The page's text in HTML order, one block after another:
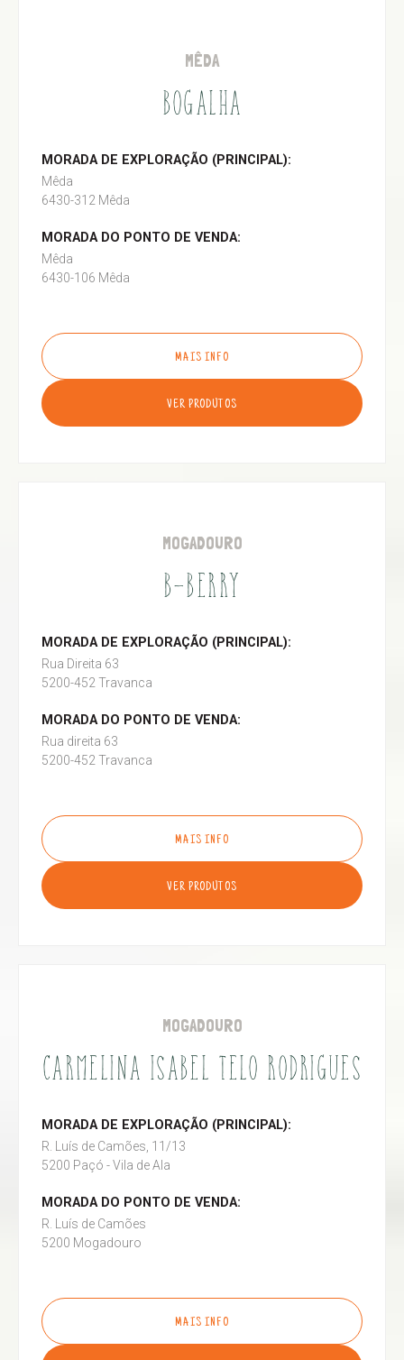
MÊDA
BOGALHA
MORADA DE EXPLORAÇÃO (PRINCIPAL):
Mêda
6430-312 Mêda
MORADA DO PONTO DE VENDA:
Mêda
6430-106 Mêda
MAIS INFO
VER PRODUTOS
MOGADOURO
B-BERRY
MORADA DE EXPLORAÇÃO (PRINCIPAL):
Rua Direita 63
5200-452 Travanca
MORADA DO PONTO DE VENDA:
Rua direita 63
5200-452 Travanca
MAIS INFO
VER PRODUTOS
MOGADOURO
CARMELINA ISABEL TELO RODRIGUES
MORADA DE EXPLORAÇÃO (PRINCIPAL):
R. Luís de Camões, 11/13
5200 Paçó - Vila de Ala
MORADA DO PONTO DE VENDA:
R. Luís de Camões
5200 Mogadouro
MAIS INFO